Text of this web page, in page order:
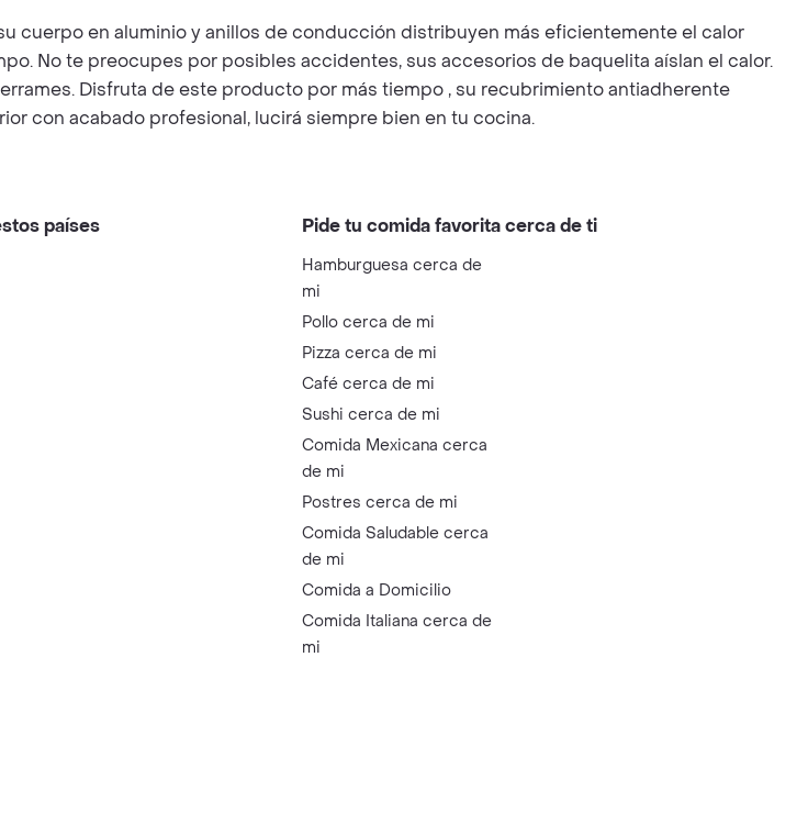
cuerpo en aluminio y anillos de conducción distribuyen más eficientemente el calor
No te preocupes por posibles accidentes, sus accesorios de baquelita aíslan el calor.
Disfruta de este producto por más tiempo , su recubrimiento antiadherente
con acabado profesional, lucirá siempre bien en tu cocina.
países Pide tu comida favorita cerca de ti
Hamburguesa cerca de
mi
Pollo cerca de mi
Pizza cerca de mi
Café cerca de mi
Sushi cerca de mi
Comida Mexicana cerca
de mi
Postres cerca de mi
Comida Saludable cerca
de mi
Comida a Domicilio
Comida Italiana cerca de
mi